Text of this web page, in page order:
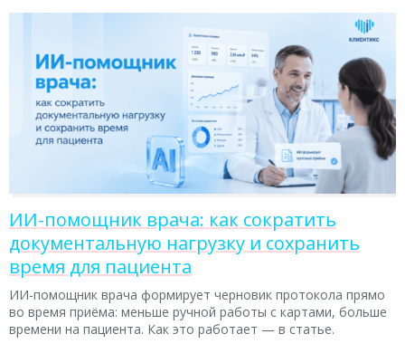
ИИ-помощник врача: как сократить
документальную нагрузку и сохранить
время для пациента
ИИ-помощник врача формирует черновик протокола прямо
во время приёма: меньше ручной работы с картами, больше
времени на пациента. Как это работает — в статье.